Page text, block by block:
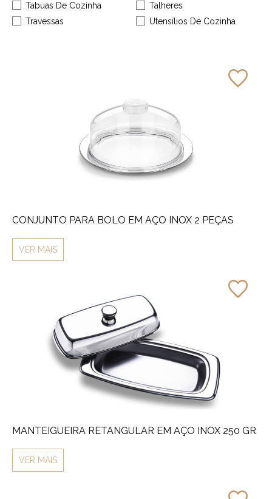
Tabuas De Cozinha
Talheres
Travessas
Utensílios De Cozinha
CONJUNTO PARA BOLO EM AÇO INOX 2 PEÇAS
VER MAIS
MANTEIGUEIRA RETANGULAR EM AÇO INOX 250 GR
VER MAIS